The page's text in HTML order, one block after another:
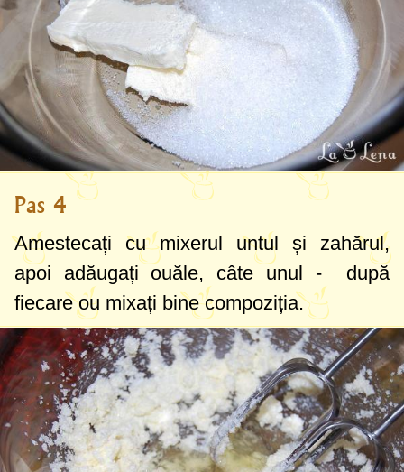
Pas 4
Amestecați cu mixerul untul și zahărul,
apoi adăugați ouăle, câte unul - după
fiecare ou mixați bine compoziția.